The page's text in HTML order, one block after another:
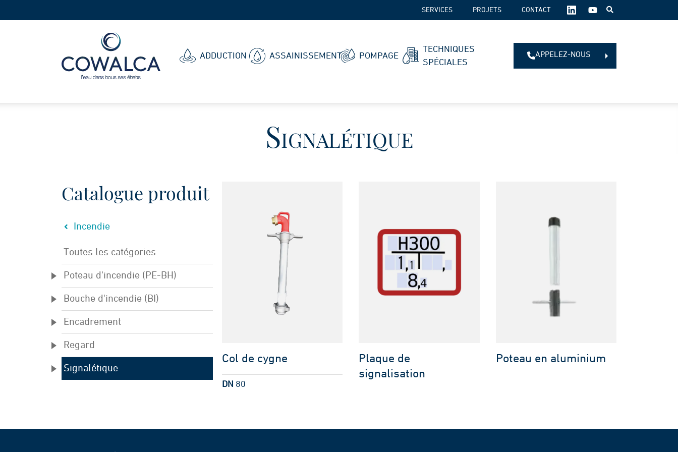
ADDUCTION ASSAINISSEMENT POMPAGE
TECHNIQUES
SPÉCIALES
SERVICES PROJETS CONTACT
SUIVEZ-
NOUS
APPELEZ-NOUS
Signalétique
Catalogue produit
Incendie
Toutes les catégories
Poteau d'incendie (PE-BH)
Bouche d'incendie (BI)
Encadrement
Regard
Signalétique
Col de cygne
DN 80
Plaque de
signalisation
Poteau en aluminium